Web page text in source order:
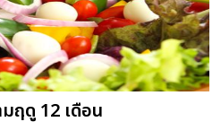
ฤดู 12 เดือน